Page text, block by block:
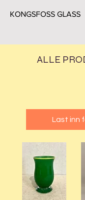
KONGSFOSS GLASS
ALLE
Last inn